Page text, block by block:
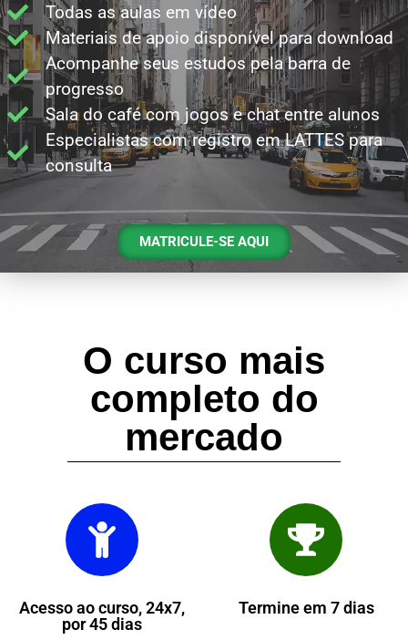
Todas as aulas em vídeo
Materiais de apoio disponível para download
Acompanhe seus estudos pela barra de
progresso
Sala do café com jogos e chat entre alunos
Especialistas com registro em LATTES para
consulta
MATRICULE-SE AQUI
O curso mais
completo do
mercado
Acesso ao curso, 24x7,
por 45 dias
Termine em 7 dias